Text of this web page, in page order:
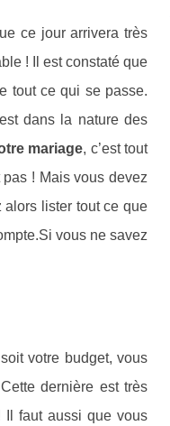
ce jour arrivera très
! Il est constaté que
tout ce qui se passe.
dans la nature des
mariage, c’est tout
! Mais vous devez
alors lister tout ce que
vous ne savez
votre budget, vous
dernière est très
Il faut aussi que vous